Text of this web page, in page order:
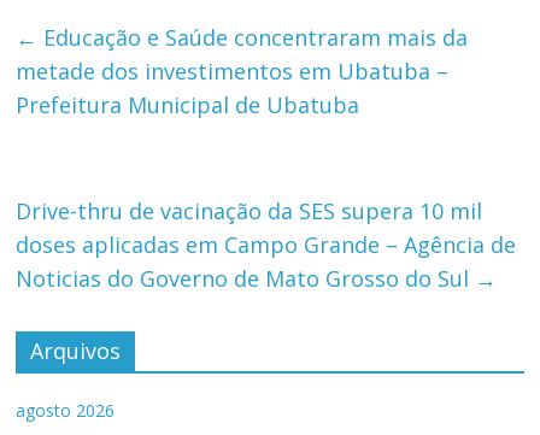
← Educação e Saúde concentraram mais da
metade dos investimentos em Ubatuba –
Prefeitura Municipal de Ubatuba
Drive-thru de vacinação da SES supera 10 mil
doses aplicadas em Campo Grande – Agência de
Noticias do Governo de Mato Grosso do Sul →
Arquivos
agosto 2026